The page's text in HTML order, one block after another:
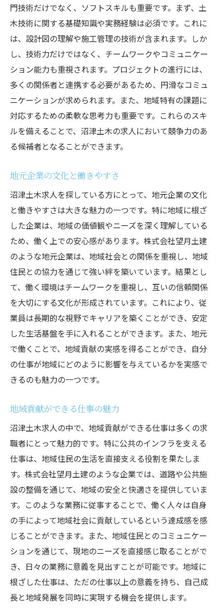
効率的な検索方法とリサーチツール
ネットワークを活用した求人探し
地元イベントやキャリアフェアへの参加
求職活動のスケジューリング方法
ターゲット企業のリストアップ戦略
応募前に確認すべき重要ポイント
公式アカウントフォローで沼津土木求人をゲッ
ト
企業の最新情報をSNSでキャッチ
法
フォローするべきアカウントの見極め方
公式アカウントを利用したネットワーク構
築
SNSの通知機能を活用した情報収集
企業の採用動向をチェックする重要性
地元サイト活用で沼津市の土木求人情報をチェ
ック
地域特化型求人サイトのメリット
地元サイトで見つける隠れた求人
沼津市の地元情報を活用する方法
地域密着型求人の選び方
地元サイトと全国サイトの違い
スキルを活かす沼津土木求人転職成功のカギ
自分のスキルを最大限に活かす方法
職種別に求められるスキルセット
スキルアップで競争力を高める
業界特化型スキルの必要性
スキルマッチングの重要性と実践法
スキルを武器に転職活動を成功させる
リアルタイムで沼津土木求人情報を得るテクニ
ック
最新情報を即座に入手する方法
リアルタイム情報の活用で差をつける
通知設定で重要な情報を逃さない
門技術だけでなく、ソフトスキルも重要です。まず、土
木技術に関する基礎知識や実務経験は必須です。これに
は、設計図の理解や施工管理の技術が含まれます。しか
し、技術力だけではなく、チームワークやコミュニケー
ション能力も重視されます。プロジェクトの進行には、
多くの関係者と連携する必要があるため、円滑なコミュ
ニケーションが求められます。また、地域特有の課題に
対応するための柔軟な思考力も重要です。これらのスキ
ルを備えることで、沼津土木の求人において競争力のあ
る候補者となることができます。
地元企業の文化と働きやすさ
沼津土木求人を探している方にとって、地元企業の文化
と働きやすさは大きな魅力の一つです。特に地域に根ざ
した企業は、地域の価値観やニーズを深く理解している
ため、働く上での安心感があります。株式会社望月土建
のような地元企業は、地域社会との関係を重視し、地域
住民との協力を通じて強い絆を築いています。結果とし
て、働く環境はチームワークを重視し、互いの信頼関係
を大切にする文化が形成されています。これにより、従
業員は長期的な視野でキャリアを築くことができ、安定
した生活基盤を手に入れることができます。また、地元
で働くことで、地域貢献の実感を得ることができ、自分
の仕事が地域にどのように影響を与えているかを実感で
きるのも魅力の一つです。
地域貢献ができる仕事の魅力
沼津土木求人の中で、地域貢献ができる仕事は多くの求
職者にとって魅力的です。特に公共のインフラを支える
仕事は、地域住民の生活を直接支える役割を果たしま
す。株式会社望月土建のような企業では、道路や公共施
設の整備を通じて、地域の安全と快適さを提供していま
す。このような業務に従事することで、働く人々は自身
の手によって地域社会に貢献しているという達成感を感
じることができます。また、地域住民とのコミュニケー
ションを通じて、現地のニーズを直接感じ取ることがで
き、日々の業務に意義を見出すことが可能です。地域に
根ざした仕事は、ただの仕事以上の意義を持ち、自己成
長と地域発展を同時に実現する機会を提供します。